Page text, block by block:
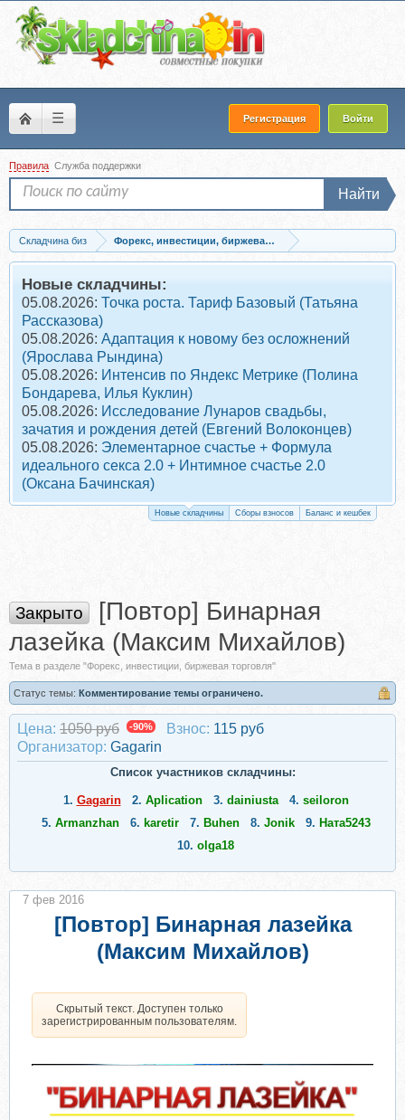
☰ Регистрация Войти
Правила Служба поддержки
Найти
Складчина биз
Форекс, инвестиции, биржевая торговля
Скачать [Повтор] Бинарная лазейка (Максим Михайлов)
Новые складчины:
05.08.2026: Точка роста. Тариф Базовый (Татьяна
Рассказова)
05.08.2026: Адаптация к новому без осложнений
(Ярослава Рындина)
05.08.2026: Интенсив по Яндекс Метрике (Полина
Бондарева, Илья Куклин)
05.08.2026: Исследование Лунаров свадьбы,
зачатия и рождения детей (Евгений Волоконцев)
05.08.2026: Элементарное счастье + Формула
идеального секса 2.0 + Интимное счастье 2.0
(Оксана Бачинская)
Новые складчины Сборы взносов Баланс и кешбек
Закрыто
[Повтор] Бинарная
лазейка (Максим Михайлов)
Тема в разделе "Форекс, инвестиции, биржевая торговля"
Статус темы: Комментирование темы ограничено.
Цена: 1050 руб -90% Взнос: 115 руб
Организатор: Gagarin
Список участников складчины:
1. Gagarin 2. Aplication 3. dainiusta 4. seiloron
5. Armanzhan 6. karetir 7. Buhen 8. Jonik 9. Ната5243
10. olga18
[Повтор] Бинарная лазейка
(Максим Михайлов)
Скрытый текст. Доступен только
зарегистрированным пользователям.
7 фев 2016